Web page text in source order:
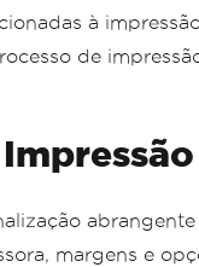
à
de
margens e